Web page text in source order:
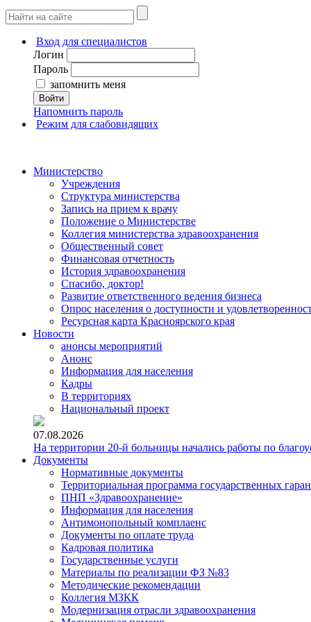
Вход для специалистов
Логин
Пароль
запомнить меня
Войти
Напомнить пароль
Режим для слабовидящих
Министерство
Учреждения
Структура министерства
Запись на прием к врачу
Положение о Министерстве
Коллегия министерства здравоохранения
Общественный совет
Финансовая отчетность
История здравоохранения
Спасибо, доктор!
Развитие ответственного ведения бизнеса
Опрос населения о доступности и
Ресурсная карта Красноярского края
Новости
анонсы мероприятий
Анонс
Информация для населения
Кадры
В территориях
Национальный проект
07.08.2026
На территории 20-й больницы начались работы по
Документы
Нормативные документы
Территориальная программа государственных
ПНП «Здравоохранение»
Информация для населения
Антимонопольный комплаенс
Документы по оплате труда
Кадровая политика
Государственные услуги
Материалы по реализации ФЗ №83
Методические рекомендации
Коллегия МЗКК
Модернизация отрасли здравоохранения